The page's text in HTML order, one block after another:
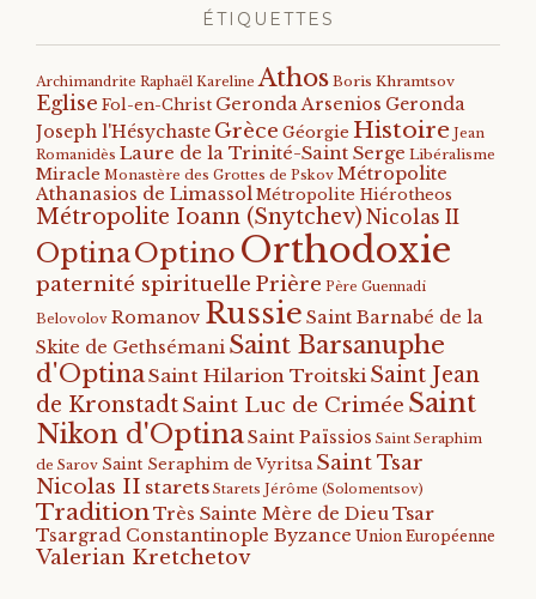
ÉTIQUETTES
Archimandrite Raphaël Kareline Athos Boris Khramtsov
Eglise Fol-en-Christ Geronda Arsenios Geronda
Joseph l'Hésychaste Grèce Géorgie Histoire Jean
Romanidès Laure de la Trinité-Saint Serge Libéralisme
Miracle Monastère des Grottes de Pskov Métropolite
Athanasios de Limassol Métropolite Hiérotheos
Métropolite Ioann (Snytchev) Nicolas II
OptinaOptino Orthodoxie
paternité spirituelle Prière Père Guennadi
Belovolov Romanov Russie Saint Barnabé de la
Skite de Gethsémani Saint Barsanuphe
d'Optina Saint Hilarion Troitski Saint Jean
de KronstadtSaint Luc de Crimée Saint
Nikon d'OptinaSaint Païssios Saint Seraphim
de Sarov Saint Seraphim de Vyritsa Saint Tsar
Nicolas II starets Starets Jérôme (Solomentsov)
Tradition Très Sainte Mère de DieuTsar
Tsargrad Constantinople Byzance Union Européenne
Valerian Kretchetov